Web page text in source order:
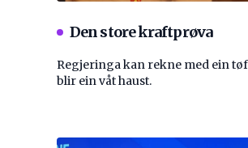
Den store kraftprøva
Regjeringa kan rekne med ein
blir ein våt haust.